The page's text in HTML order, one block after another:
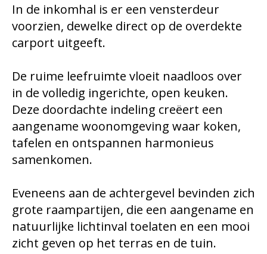
In de inkomhal is er een vensterdeur
voorzien, dewelke direct op de overdekte
carport uitgeeft.
De ruime leefruimte vloeit naadloos over
in de volledig ingerichte, open keuken.
Deze doordachte indeling creëert een
aangename woonomgeving waar koken,
tafelen en ontspannen harmonieus
samenkomen.
Eveneens aan de achtergevel bevinden zich
grote raampartijen, die een aangename en
natuurlijke lichtinval toelaten en een mooi
zicht geven op het terras en de tuin.